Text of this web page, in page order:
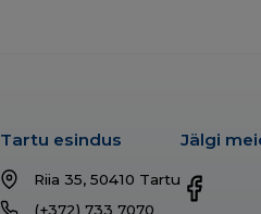
Tartu esindus
Riia 35, 50410 Tartu
(+372) 733 7070
Jälgi